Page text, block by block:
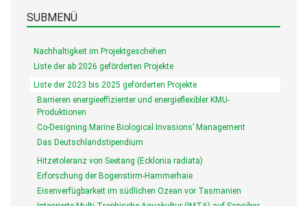
SUBMENÜ
Nachhaltigkeit im Projektgeschehen
Liste der ab 2026 geförderten Projekte
Liste der 2023 bis 2025 geförderten Projekte
Barrieren energieeffizienter und energieflexibler KMU-
Produktionen
Co-Designing Marine Biological Invasions’ Management
Das Deutschlandstipendium
Hitzetoleranz von Seetang (Ecklonia radiata)
Erforschung der Bogenstirm-Hammerhaie
Eisenverfügbarkeit im südlichen Ozean vor Tasmanien